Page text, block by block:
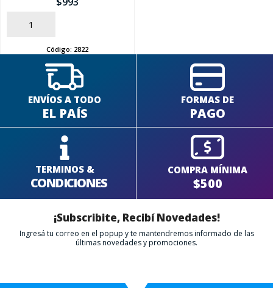
AÑADIR
Código: 2822
ENVÍOS A TODO
EL PAÍS
FORMAS DE
PAGO
TERMINOS &
CONDICIONES
COMPRA MÍNIMA
$500
¡Subscribite, Recibí Novedades!
Ingresá tu correo en el popup y te mantendremos informado de las
últimas novedades y promociones.